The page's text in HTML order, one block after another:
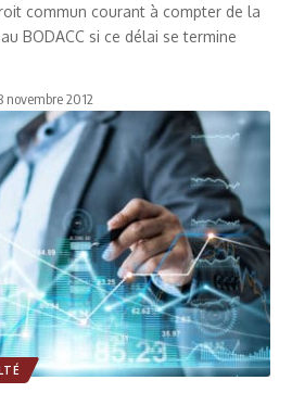
commun courant à compter de la
BODACC si ce délai se termine
novembre 2012